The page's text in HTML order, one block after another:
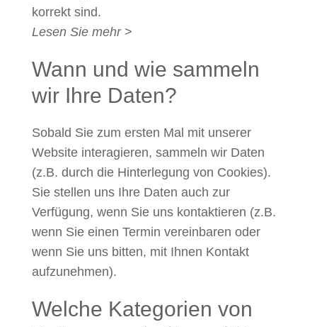
korrekt sind.
Lesen Sie mehr >
Wann und wie sammeln
wir Ihre Daten?
Sobald Sie zum ersten Mal mit unserer
Website interagieren, sammeln wir Daten
(z.B. durch die Hinterlegung von Cookies).
Sie stellen uns Ihre Daten auch zur
Verfügung, wenn Sie uns kontaktieren (z.B.
wenn Sie einen Termin vereinbaren oder
wenn Sie uns bitten, mit Ihnen Kontakt
aufzunehmen).
Welche Kategorien von